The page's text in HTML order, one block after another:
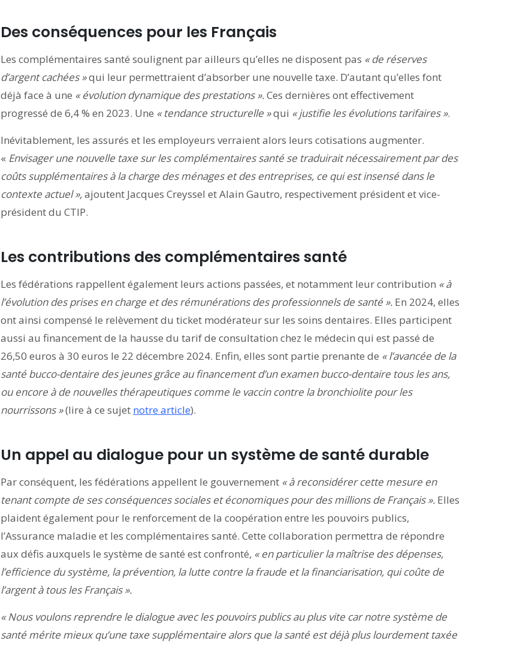
Des conséquences pour les Français
Les complémentaires santé soulignent par ailleurs qu’elles ne disposent pas « de réserves
d’argent cachées »qui leur permettraient d’absorber une nouvelle taxe. D’autant qu’elles font
déjà face à une « évolution dynamique des prestations ».Ces dernières ont effectivement
progressé de 6,4 % en 2023. Une «tendance structurelle »qui « justifie les évolutions tarifaires ».
Inévitablement, les assurés et les employeurs verraient alors leurs cotisations augmenter.
« Envisager une nouvelle taxe sur les complémentaires santé se traduirait nécessairement par des
coûts supplémentaires à la charge des ménages et des entreprises, ce qui est insensé dans le
contexte actuel »,ajoutent Jacques Creyssel et Alain Gautro, respectivement président et vice-
président du CTIP.
Les contributions des complémentaires santé
Les fédérations rappellent également leurs actions passées, et notamment leur contribution « à
l’évolution des prises en charge et des rémunérations des professionnels de santé ». En 2024, elles
ont ainsi compensé le relèvement du ticket modérateur sur les soins dentaires. Elles participent
aussi au financement de la hausse du tarif de consultation chez le médecin qui est passé de
26,50 euros à 30 euros le 22 décembre 2024. Enfin, elles sont partie prenante de « l’avancée de la
santé bucco-dentaire des jeunes grâce au financement d’un examen bucco-dentaire tous les ans,
ou encore à de nouvelles thérapeutiques comme le vaccin contre la bronchiolite pour les
nourrissons »(lire à ce sujet notre article).
Un appel au dialogue pour un système de santé durable
Par conséquent, les fédérations appellent le gouvernement « à reconsidérer cette mesure en
tenant compte de ses conséquences sociales et économiques pour des millions de Français ». Elles
plaident également pour le renforcement de la coopération entre les pouvoirs publics,
l’Assurance maladie et les complémentaires santé. Cette collaboration permettra de répondre
aux défis auxquels le système de santé est confronté, « en particulier la maîtrise des dépenses,
l’efficience du système, la prévention, la lutte contre la fraude et la financiarisation, qui coûte de
l’argent à tous les Français ».
« Nous voulons reprendre le dialogue avec les pouvoirs publics au plus vite car notre système de
santé mérite mieux qu’une taxe supplémentaire alors que la santé est déjà plus lourdement taxée